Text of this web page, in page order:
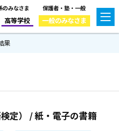
のみなさま
高等学校
保護者・塾・一般
一般のみなさま
果
定） / 紙・電子の書籍